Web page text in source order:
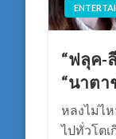
“ฟลุค-
“นาตา
หลงไม่ไ
ไปทั่วโต